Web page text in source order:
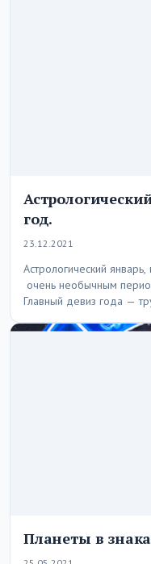
год.
23.12.2021
Астрологический
очень необычным
Главный девиз года —
Планеты в